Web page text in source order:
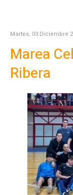
Martes, 03 Diciembre
Marea
Ribera